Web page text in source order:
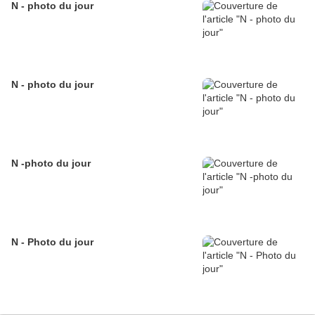
N - photo du jour
N - photo du jour
N -photo du jour
N - Photo du jour